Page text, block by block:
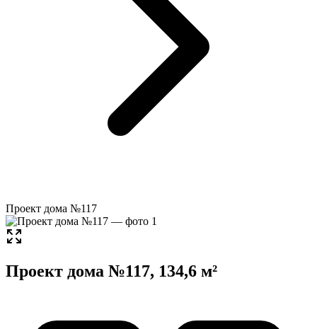
Проект дома №117
Проект дома №117, 134,6 м²